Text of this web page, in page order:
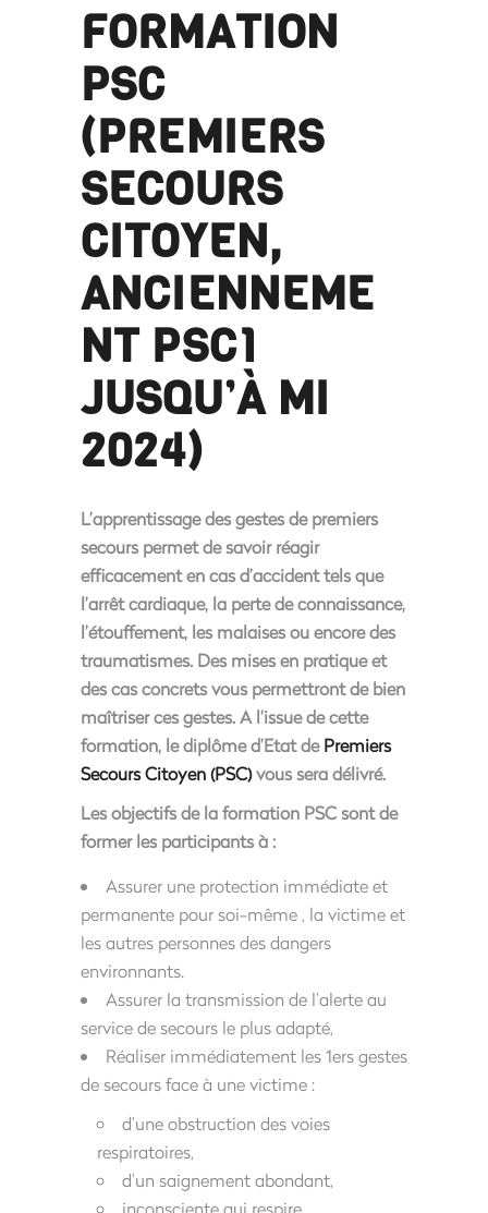
FORMATION
PSC
(PREMIERS
SECOURS
CITOYEN,
ANCIENNEME
NT PSC1
JUSQU’À MI
2024)
L’apprentissage des gestes de premiers
secours permet de savoir réagir
efficacement en cas d’accident tels que
l’arrêt cardiaque, la perte de connaissance,
l’étouffement, les malaises ou encore des
traumatismes. Des mises en pratique et
des cas concrets vous permettront de bien
maîtriser ces gestes. A l’issue de cette
formation, le diplôme d’Etat dePremiers
Secours Citoyen (PSC)vous sera délivré.
Les objectifs de la formation PSC sont de
former les participants à :
Assurer une protection immédiate et
permanente pour soi-même , la victime et
les autres personnes des dangers
environnants.
Assurer la transmission de l’alerte au
service de secours le plus adapté,
Réaliser immédiatement les 1ers gestes
de secours face à une victime :
d’une obstruction des voies
respiratoires,
d’un saignement abondant,
inconsciente qui respire,